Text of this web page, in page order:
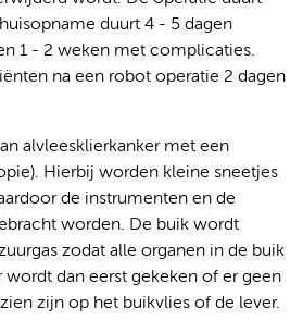
duurt 4 - 5 dagen
1 - 2 weken met complicaties.
na een robot operatie 2 dagen
alvleesklierkanker met een
Hierbij worden kleine sneetjes
de instrumenten en de
worden. De buik wordt
zodat alle organen in de buik
wordt dan eerst gekeken of er geen
zijn op het buikvlies of de lever.